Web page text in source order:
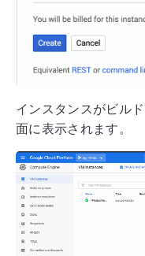
インスタンスがビル
面に表示されます。